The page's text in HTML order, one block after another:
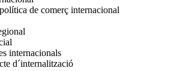
de comerç internacional
internacionals
d´internalització